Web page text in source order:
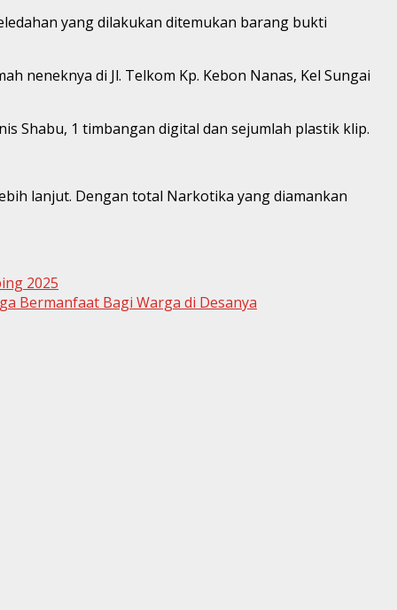
yang dilakukan ditemukan barang bukti
neneknya di Jl. Telkom Kp. Kebon Nanas, Kel Sungai
Shabu, 1 timbangan digital dan sejumlah plastik klip.
lanjut. Dengan total Narkotika yang diamankan
2025
Bermanfaat Bagi Warga di Desanya